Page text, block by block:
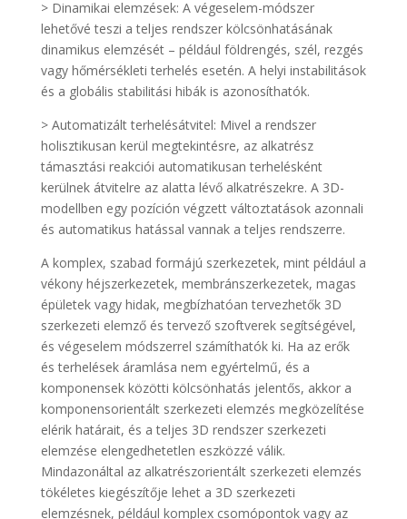
> Dinamikai elemzések: A végeselem-módszer
lehetővé teszi a teljes rendszer kölcsönhatásának
dinamikus elemzését – például földrengés, szél, rezgés
vagy hőmérsékleti terhelés esetén. A helyi instabilitások
és a globális stabilitási hibák is azonosíthatók.
> Automatizált terhelésátvitel: Mivel a rendszer
holisztikusan kerül megtekintésre, az alkatrész
támasztási reakciói automatikusan terhelésként
kerülnek átvitelre az alatta lévő alkatrészekre. A 3D-
modellben egy pozíción végzett változtatások azonnali
és automatikus hatással vannak a teljes rendszerre.
A komplex, szabad formájú szerkezetek, mint például a
vékony héjszerkezetek, membránszerkezetek, magas
épületek vagy hidak, megbízhatóan tervezhetők 3D
szerkezeti elemző és tervező szoftverek segítségével,
és végeselem módszerrel számíthatók ki. Ha az erők
és terhelések áramlása nem egyértelmű, és a
komponensek közötti kölcsönhatás jelentős, akkor a
komponensorientált szerkezeti elemzés megközelítése
elérik határait, és a teljes 3D rendszer szerkezeti
elemzése elengedhetetlen eszközzé válik.
Mindazonáltal az alkatrészorientált szerkezeti elemzés
tökéletes kiegészítője lehet a 3D szerkezeti
elemzésnek, például komplex csomópontok vagy az